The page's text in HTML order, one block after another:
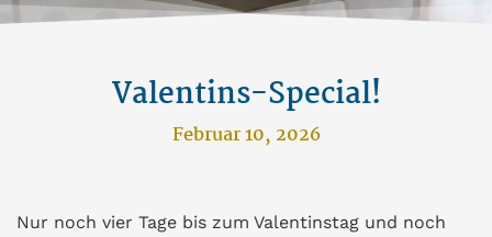
Valentins-Special!
Februar 10, 2026
Nur noch vier Tage bis zum Valentinstag und noch